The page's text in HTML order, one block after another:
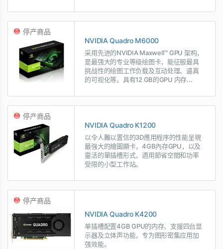
停产商品
NVIDIA Quadro M6000
采用先进的NVIDIA Maxwell™ GPU 架构，
是最强大的专业等级绘图卡，能征服最具
挑战性的绘图工作负载及互动处理、逼真
的可视化等。具有12 GB的GPU 内存...
停产商品
NVIDIA Quadro K1200
以令人難以置信的3D應用程序的性能呈現
最強大的繪圖顯卡，4GB內存GPU，以及
靈活的單插槽形式，適用節省空間和功率
受限的小型工作站。
停产商品
NVIDIA Quadro K4200
单插槽配置4GB GPU的内存、支援四台显
示器及立体声功能，专为图形密集应用加
强效能。